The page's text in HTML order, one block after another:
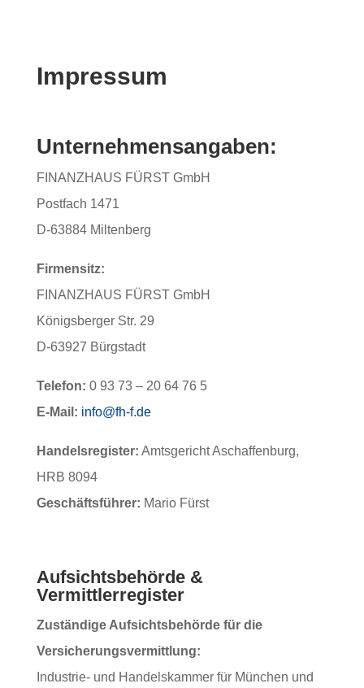
Impressum
Unternehmensangaben:
FINANZHAUS FÜRST GmbH
Postfach 1471
D-63884 Miltenberg
Firmensitz:
FINANZHAUS FÜRST GmbH
Königsberger Str. 29
D-63927 Bürgstadt
Telefon: 0 93 73 – 20 64 76 5
E-Mail: info@fh-f.de
Handelsregister: Amtsgericht Aschaffenburg,
HRB 8094
Geschäftsführer: Mario Fürst
Aufsichtsbehörde &
Vermittlerregister
Zuständige Aufsichtsbehörde für die
Versicherungsvermittlung:
Industrie- und Handelskammer für München und